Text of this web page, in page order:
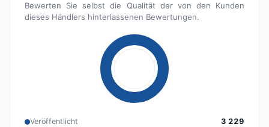
Bewerten Sie selbst die Qualität der von den Kunden
dieses Händlers hinterlassenen Bewertungen.
Veröffentlicht
3 229